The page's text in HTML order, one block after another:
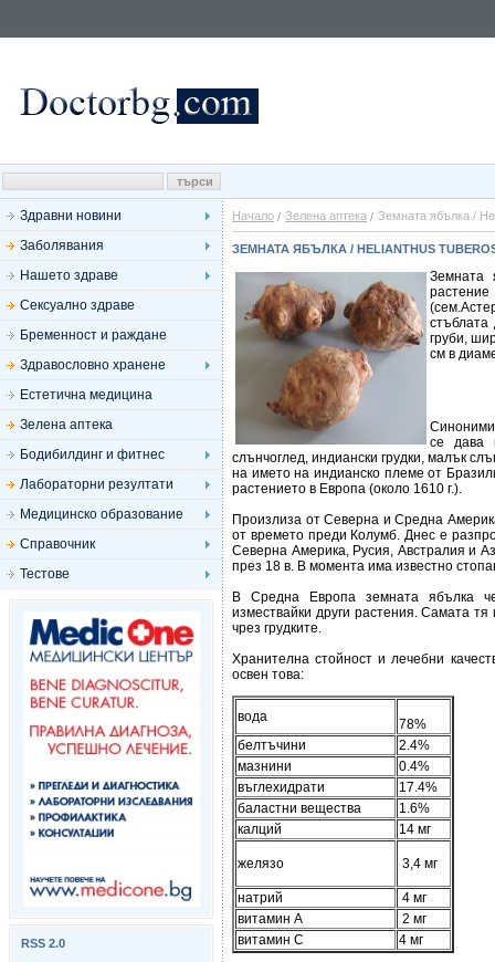
Здравни новини
Заболявания
Нашето здраве
Сексуално здраве
Бременност и раждане
Здравословно хранене
Естетична медицина
Зелена аптека
Бодибилдинг и фитнес
Лабораторни резултати
Медицинско образование
Справочник
Тестове
RSS 2.0
Начало Зелена аптека Земната ябълка /
ЗЕМНАТА ЯБЪЛКА / HELIANTHUS
Земната
стъблата
груби,
см в
се дава
слънчоглед, индиански грудки, малък
на името на индианско племе от
растението в Европа (около 1610 г.).
Произлиза от Северна и Средна
от времето преди Колумб. Днес е
Северна Америка, Русия, Австралия и
през 18 в. В момента има известно
В Средна Европа земната ябълка
измествайки други растения. Самата
чрез грудките.
Хранителна стойност и лечебни
освен това:
вода
78%
белтъчини
2.4%
мазнини
0.4%
въглехидрати
17.4%
баластни вещества
1.6%
калций
14 мг
желязо 3,4 мг
натрий
4 мг
витамин А
2 мг
витамин С
4 мг